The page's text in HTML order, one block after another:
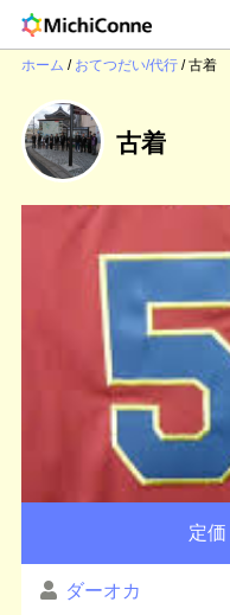
ホーム / おてつだい/代行/古着
古着
定価
ダーオカ